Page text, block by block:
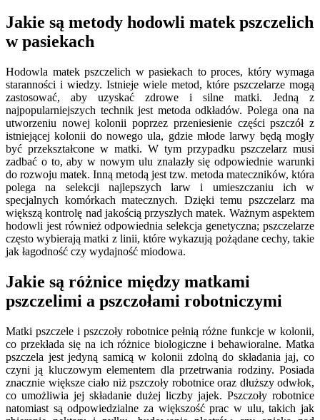
Jakie są metody hodowli matek pszczelich
w pasiekach
Hodowla matek pszczelich w pasiekach to proces, który wymaga
staranności i wiedzy. Istnieje wiele metod, które pszczelarze mogą
zastosować, aby uzyskać zdrowe i silne matki. Jedną z
najpopularniejszych technik jest metoda odkładów. Polega ona na
utworzeniu nowej kolonii poprzez przeniesienie części pszczół z
istniejącej kolonii do nowego ula, gdzie młode larwy będą mogły
być przekształcone w matki. W tym przypadku pszczelarz musi
zadbać o to, aby w nowym ulu znalazły się odpowiednie warunki
do rozwoju matek. Inną metodą jest tzw. metoda mateczników, która
polega na selekcji najlepszych larw i umieszczaniu ich w
specjalnych komórkach matecznych. Dzięki temu pszczelarz ma
większą kontrolę nad jakością przyszłych matek. Ważnym aspektem
hodowli jest również odpowiednia selekcja genetyczna; pszczelarze
często wybierają matki z linii, które wykazują pożądane cechy, takie
jak łagodność czy wydajność miodowa.
Jakie są różnice między matkami
pszczelimi a pszczołami robotniczymi
Matki pszczele i pszczoły robotnice pełnią różne funkcje w kolonii,
co przekłada się na ich różnice biologiczne i behawioralne. Matka
pszczela jest jedyną samicą w kolonii zdolną do składania jaj, co
czyni ją kluczowym elementem dla przetrwania rodziny. Posiada
znacznie większe ciało niż pszczoły robotnice oraz dłuższy odwłok,
co umożliwia jej składanie dużej liczby jajek. Pszczoły robotnice
natomiast są odpowiedzialne za większość prac w ulu, takich jak